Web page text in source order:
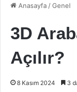
Anasayfa /Genel
3D
Açılır?
8 Kasım 2024 3